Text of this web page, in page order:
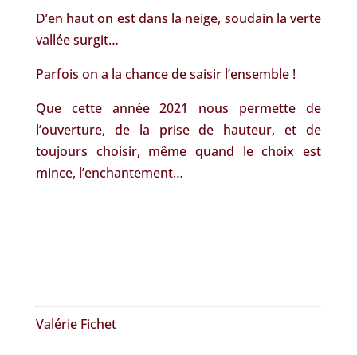
D’en haut on est dans la neige, soudain la verte
vallée surgit…
Parfois on a la chance de saisir l’ensemble !
Que cette année 2021 nous permette de
l’ouverture, de la prise de hauteur, et de
toujours choisir, même quand le choix est
mince, l’enchantement…
Valérie Fichet